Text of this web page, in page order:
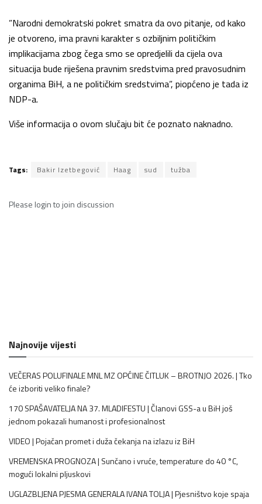
”Narodni demokratski pokret smatra da ovo pitanje, od kako
je otvoreno, ima pravni karakter s ozbiljnim političkim
implikacijama zbog čega smo se opredjelili da cijela ova
situacija bude riješena pravnim sredstvima pred pravosudnim
organima BiH, a ne političkim sredstvima”, piopćeno je tada iz
NDP-a.
Više informacija o ovom slučaju bit će poznato naknadno.
Tags: Bakir Izetbegović Haag sud tužba
Please loginto join discussion
Najnovije vijesti
VEČERAS POLUFINALE MNL MZ OPĆINE ČITLUK – BROTNJO 2026. | Tko
će izboriti veliko finale?
170 SPAŠAVATELJA NA 37. MLADIFESTU | Članovi GSS-a u BiH još
jednom pokazali humanost i profesionalnost
VIDEO | Pojačan promet i duža čekanja na izlazu iz BiH
VREMENSKA PROGNOZA | Sunčano i vruće, temperature do 40 °C,
mogući lokalni pljuskovi
UGLAZBLJENA PJESMA GENERALA IVANA TOLJA | Pjesništvo koje spaja